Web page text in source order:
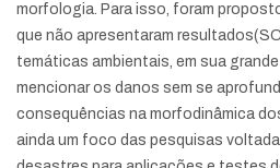
morfologia. Para isso, foram
que não apresentaram
temáticas ambientais, em sua
mencionar os danos sem se
consequências na morfodinâmica
ainda um foco das pesquisas